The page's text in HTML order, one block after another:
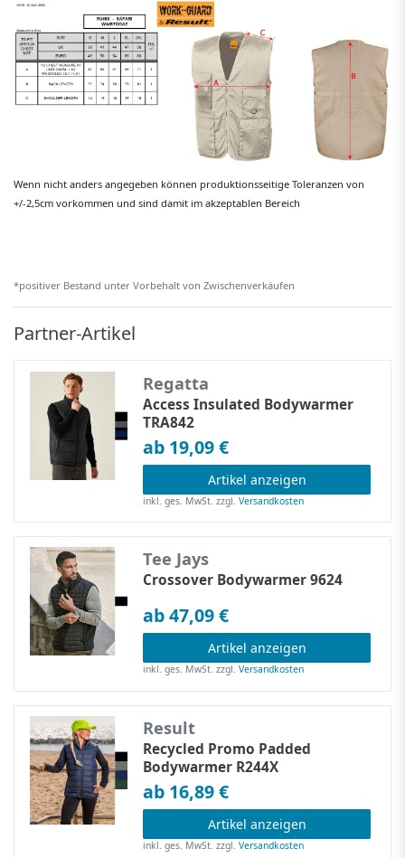
Wenn nicht anders angegeben können produktionsseitige Toleranzen von
+/-2,5cm vorkommen und sind damit im akzeptablen Bereich
*positiver Bestand unter Vorbehalt von Zwischenverkäufen
Partner-Artikel
Regatta
Access Insulated Bodywarmer
TRA842
ab 19,09 €
Artikel anzeigen
inkl. ges. MwSt. zzgl.Versandkosten
Tee Jays
Crossover Bodywarmer 9624
ab 47,09 €
Artikel anzeigen
inkl. ges. MwSt. zzgl.Versandkosten
Result
Recycled Promo Padded
Bodywarmer R244X
ab 16,89 €
Artikel anzeigen
inkl. ges. MwSt. zzgl.Versandkosten